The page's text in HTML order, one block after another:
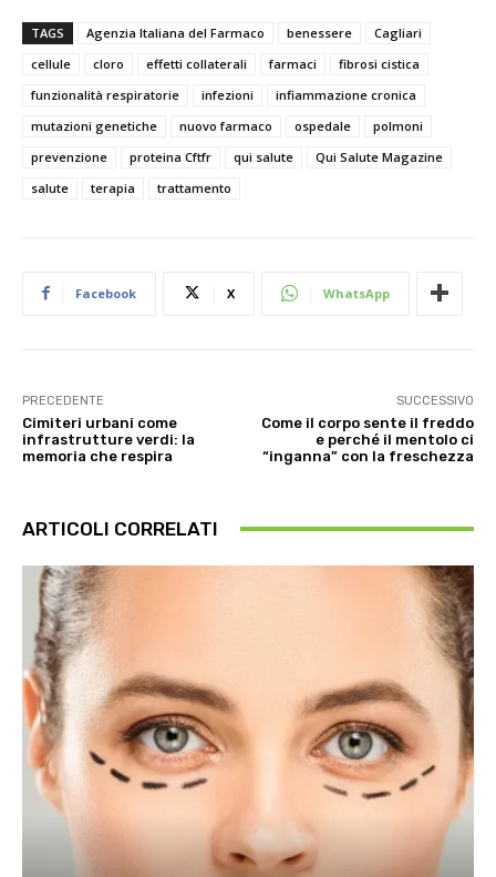
TAGS Agenzia Italiana del Farmaco benessere
Cagliari
cellule
cloro effetti collaterali farmaci
fibrosi cistica
funzionalità respiratorie
infezioni
infiammazione cronica
mutazioni genetiche
nuovo farmaco ospedale
polmoni
prevenzione
proteina Cftfr qui salute
Qui Salute Magazine
salute
terapia trattamento
Facebook X WhatsApp
PRECEDENTE
Cimiteri urbani come
infrastrutture verdi: la
memoria che respira
SUCCESSIVO
Come il corpo sente il freddo
e perché il mentolo ci
“inganna” con la freschezza
ARTICOLI CORRELATI